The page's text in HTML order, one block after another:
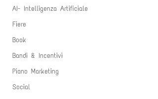
AI- Intelligenza Artificiale
Fiere
Book
Bandi & Incentivi
Piano Marketing
Social